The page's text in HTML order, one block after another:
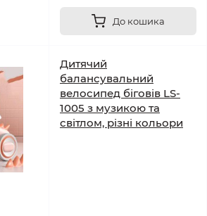
До кошика
Дитячий
балансувальний
велосипед біговів LS-
1005 з музикою та
світлом, різні кольори